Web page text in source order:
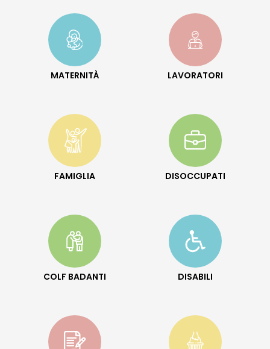
MATERNITÀ LAVORATORI
FAMIGLIA DISOCCUPATI
COLF BADANTI DISABILI